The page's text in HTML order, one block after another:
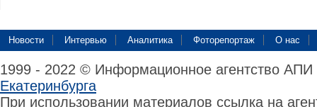
Новости Интервью Аналитика Фоторепортаж О нас
1999 - 2022 © Информационное агентство
Екатеринбурга
При использовании материалов ссылка на